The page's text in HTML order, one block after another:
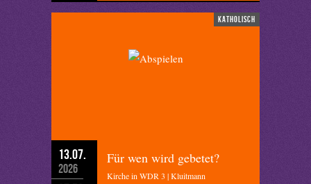
katholisch
13.07.
2026
Für wen wird gebetet?
Kirche in WDR 3 | Kluitmann